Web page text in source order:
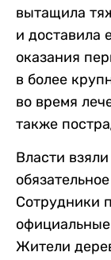
вытащила
и доставила
оказания
в более
во время
также
Власти
Сотрудники
Жители